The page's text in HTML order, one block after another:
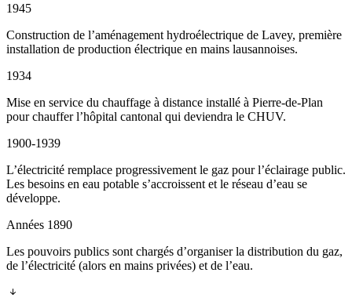
1945
Construction de l’aménagement hydroélectrique de Lavey, première
installation de production électrique en mains lausannoises.
1934
Mise en service du chauffage à distance installé à Pierre-de-Plan
pour chauffer l’hôpital cantonal qui deviendra le CHUV.
1900-1939
L’électricité remplace progressivement le gaz pour l’éclairage public.
Les besoins en eau potable s’accroissent et le réseau d’eau se
développe.
Années 1890
Les pouvoirs publics sont chargés d’organiser la distribution du gaz,
de l’électricité (alors en mains privées) et de l’eau.